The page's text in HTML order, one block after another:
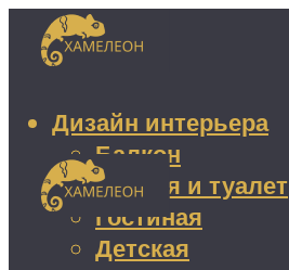
Дизайн интерьера
Балкон
Ванная и туалет
Гостиная
Детская